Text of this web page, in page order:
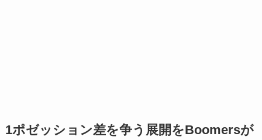
1ポゼッション差を争う展開をBoomersが